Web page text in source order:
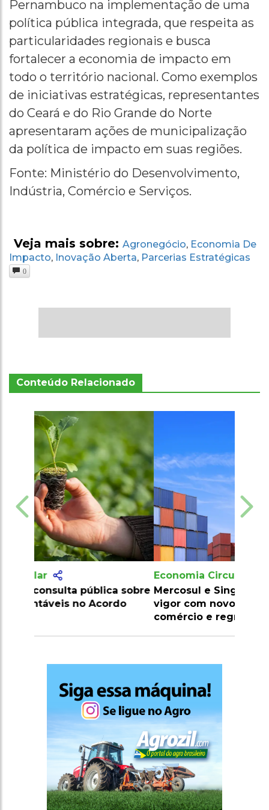
Pernambuco na implementação de uma
política pública integrada, que respeita as
particularidades regionais e busca
fortalecer a economia de impacto em
todo o território nacional. Como exemplos
de iniciativas estratégicas, representantes
do Ceará e do Rio Grande do Norte
apresentaram ações de municipalização
da política de impacto em suas regiões.
Fonte: Ministério do Desenvolvimento,
Indústria, Comércio e Serviços.
Veja mais sobre: Agronegócio, Economia De
Impacto, Inovação Aberta, Parcerias Estratégicas
0
Conteúdo Relacionado
Economia Circular
Mercosul e Singapura entram em
vigor com novos manuais de